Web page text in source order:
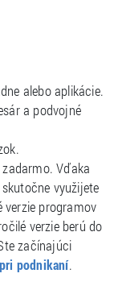
alebo aplikácie.
a podvojné
Vďaka
využijete
programov
verzie berú do
začínajúci
podnikaní.